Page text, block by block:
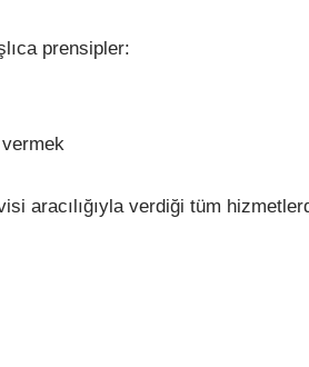
prensipler:
aracılığıyla verdiği tüm